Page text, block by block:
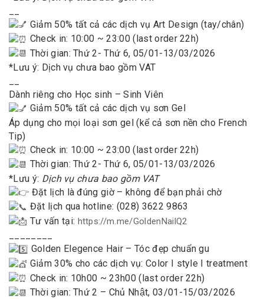
Giảm 50% tất cả các dịch vụ Art Design (tay/chân)
Check in: 10:00 ~ 23:00 (last order 22h)
Thời gian: Thứ 2- Thứ 6, 05/01-13/03/2026
*Lưu ý: Dịch vụ chưa bao gồm VAT
Dành riêng cho Học sinh – Sinh Viên
Giảm 50% tất cả các dịch vụ sơn Gel
Áp dụng cho mọi loại sơn gel (kể cả sơn nền cho French
Tip)
Check in: 10:00 ~ 23:00 (last order 22h)
Thời gian: Thứ 2- Thứ 6, 05/01-13/03/2026
*Lưu ý: Dịch vụ chưa bao gồm VAT
Đặt lịch là đúng giờ – không để bạn phải chờ
Đặt lịch qua hotline: (028) 3622 9863
Tư vấn tại: https://m.me/GoldenNailQ2
Golden Elegence Hair – Tóc đẹp chuẩn gu
Giảm 30% cho các dịch vụ: Color I style I treatment
Check in: 10h00 ~ 23h00 (last order 22h)
Thời gian: Thứ 2 – Chủ Nhật, 03/01-15/03/2026